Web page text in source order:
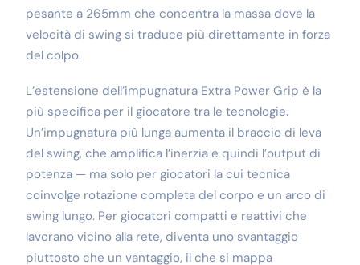
pesante a 265mm che concentra la massa dove la
velocità di swing si traduce più direttamente in forza
del colpo.
L’estensione dell’impugnatura Extra Power Grip è la
più specifica per il giocatore tra le tecnologie.
Un’impugnatura più lunga aumenta il braccio di leva
del swing, che amplifica l’inerzia e quindi l’output di
potenza — ma solo per giocatori la cui tecnica
coinvolge rotazione completa del corpo e un arco di
swing lungo. Per giocatori compatti e reattivi che
lavorano vicino alla rete, diventa uno svantaggio
piuttosto che un vantaggio, il che si mappa